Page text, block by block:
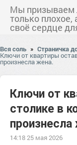
Мы призываем
только
своё сердце
Вся соль » Страничка
Ключи от квартиры
произнесла жена.
Ключи от
столике в
произнесла
14:18 25 мая 2026